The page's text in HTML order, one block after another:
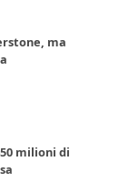
ma
milioni di